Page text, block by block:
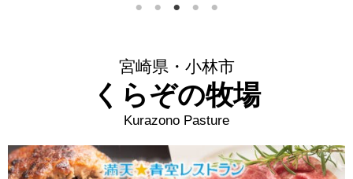
宮崎県・小林市
くらぞの牧場
Kurazono Pasture